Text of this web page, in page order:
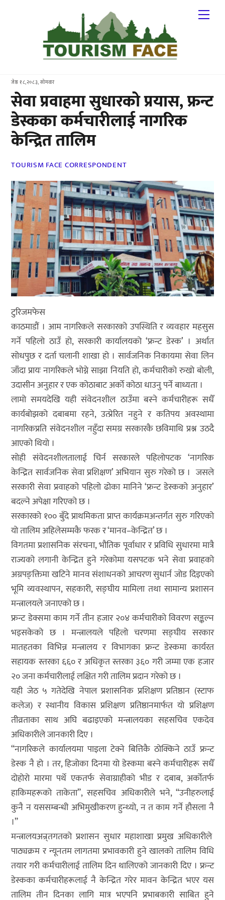
जेष्ठ १८,२०८३, सोमवार
सेवा प्रवाहमा सुधारको प्रयास, फ्रन्ट
डेस्कका कर्मचारीलाई नागरिक
केन्द्रित तालिम
TOURISM FACE CORRESPONDENT
टुरिजमफेस
काठमाडौं । आम नागरिकले सरकारको उपस्थिति र व्यवहार महसुस
गर्ने पहिलो ठाउँ हो, सरकारी कार्यालयको ‘फ्रन्ट डेस्क’ । अर्थात
सोधपुछ र दर्ता चलानी शाखा हो । सार्वजनिक निकायमा सेवा लिन
जाँदा प्रायः नागरिकले भोग्ने साझा नियति हो, कर्मचारीको रुखो बोली,
उदासीन अनुहार र एक कोठाबाट अर्को कोठा धाउनु पर्ने बाध्यता ।
लामो समयदेखि यही संवेदनशील ठाउँमा बस्ने कर्मचारीहरू सधैँ
कार्यबोझको दबाबमा रहने, उत्प्रेरित नहुने र कतिपय अवस्थामा
नागरिकप्रति संवेदनशील नहुँदा समग्र सरकारकै छविमाथि प्रश्न उठदै
आएको थियो ।
सोही संवेदनशीलतालाई चिर्न सरकारले पहिलोपटक ‘नागरिक
केन्द्रित सार्वजनिक सेवा प्रशिक्षण’ अभियान सुरु गरेको छ । जसले
सरकारी सेवा प्रवाहको पहिलो ढोका मानिने ‘फ्रन्ट डेस्कको अनुहार’
बदल्ने अपेक्षा गरिएको छ ।
सरकारको १०० बुँदे प्राथमिकता प्राप्त कार्यक्रमअन्तर्गत सुरु गरिएको
यो तालिम अहिलेसम्मकै फरक र ‘मानव–केन्द्रित’ छ ।
विगतमा प्रशासनिक संरचना, भौतिक पूर्वाधार र प्रविधि सुधारमा मात्रै
राज्यको लगानी केन्द्रित हुने गरेकोमा यसपटक भने सेवा प्रवाहको
अग्रपङ्क्तिमा खटिने मानव संशाधनको आचरण सुधार्न जोड दिइएको
भूमि व्यवस्थापन, सहकारी, सङ्घीय मामिला तथा सामान्य प्रशासन
मन्त्रालयले जनाएको छ ।
फ्रन्ट डेक्समा काम गर्ने तीन हजार २०४ कर्मचारीको विवरण सङ्कल्न
भइसकेको छ । मन्त्रालयले पहिलो चरणमा सङ्घीय सरकार
मातहतका विभिन्न मन्त्रालय र विभागका फ्रन्ट डेस्कमा कार्यरत
सहायक स्तरका ६६० र अधिकृत स्तरका ३६० गरी जम्मा एक हजार
२० जना कर्मचारीलाई लक्षित गरी तालिम प्रदान गरेको छ ।
यही जेठ ५ गतेदेखि नेपाल प्रशासनिक प्रशिक्षण प्रतिष्ठान (स्टाफ
कलेज) र स्थानीय विकास प्रशिक्षण प्रतिष्ठानमार्फत यो प्रशिक्षण
तीव्रताका साथ अघि बढाइएको मन्त्रालयका सहसचिव एकदेव
अधिकारीले जानकारी दिए ।
“नागरिकले कार्यालयमा पाइला टेक्ने बित्तिकै ठोक्किने ठाउँ फ्रन्ट
डेस्क नै हो । तर, हिजोका दिनमा यो डेस्कमा बस्ने कर्मचारीहरू सधैँ
दोहोरो मारमा पर्थे एकतर्फ सेवाग्राहीको भीड र दबाब, अर्कोतर्फ
हाकिमहरूको ताकेता”, सहसचिव अधिकारीले भने, “उनीहरुलाई
कुनै न यससम्बन्धी अभिमुखीकरण हुन्थ्यो, न त काम गर्ने हौसला नै
।”
मन्त्रालयअन्र्तगतको प्रशासन सुधार महाशाखा प्रमुख अधिकारीले
पाठ्यक्रम र न्यूनतम लागतमा प्रभावकारी हुने खालको तालिम विधि
तयार गरी कर्मचारीलाई तालिम दिन थालिएको जानकारी दिए । फ्रन्ट
डेस्कका कर्मचारीहरूलाई नै केन्द्रित गरेर मावन केन्द्रित भएर यस
तालिम तीन दिनका लागि मात्र भएपनि प्रभाबकारी साबित हुने